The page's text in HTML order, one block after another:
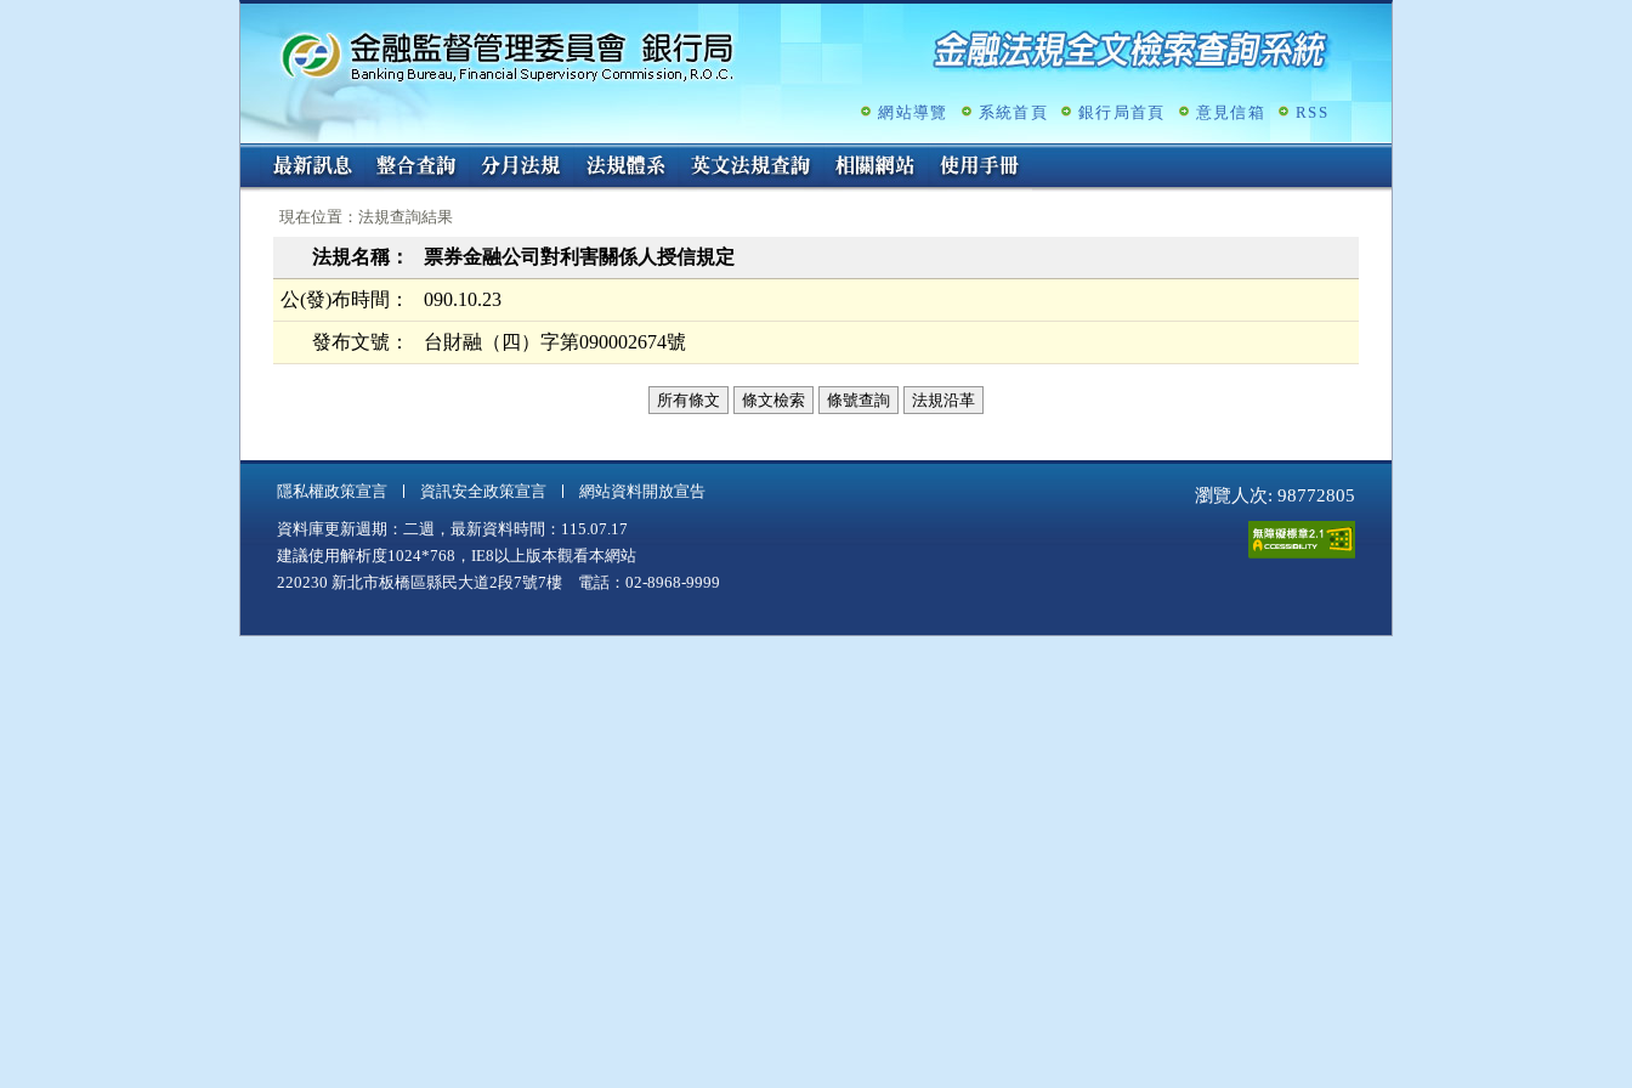
跳
容
網站導覽 系統首頁 銀行局首頁 意見信箱 RSS
:::
現在位置：法規查詢結果
法規名稱： 票券金融公司對利害關係人授信規定
公(發)布時間： 090.10.23
發布文號： 台財融（四）字第090002674號
所有條文 條文檢索 條號查詢 法規沿革
隱私權政策宣言 資訊安全政策宣言 網站資料開放宣告 瀏覽人次: 98772805
資料庫更新週期：二週，最新資料時間：115.07.17
建議使用解析度1024*768，IE8以上版本觀看本網站
220230 新北市板橋區縣民大道2段7號7樓 電話：02-8968-9999